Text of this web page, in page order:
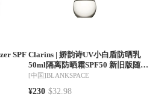
SPF Clarins |娇韵诗UV小白盾防晒乳
50ml隔离防晒霜SPF50 新旧版随机
发 香港直邮
[中国]BLANKSPACE
¥230 $32.98